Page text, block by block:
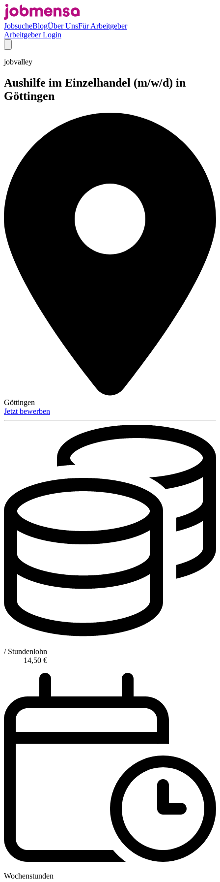
JobsucheBlogÜber UnsFür Arbeitgeber
Arbeitgeber Login
jobvalley
Aushilfe im Einzelhandel (m/w/d) in
Göttingen
Göttingen
Jetzt bewerben
/ Stundenlohn
14,50 €
Wochenstunden